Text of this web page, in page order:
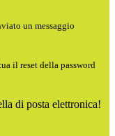
un messaggio
il reset della password
di posta elettronica!